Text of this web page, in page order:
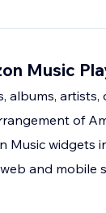
Music
albums,
of
Music widgets
and mobile